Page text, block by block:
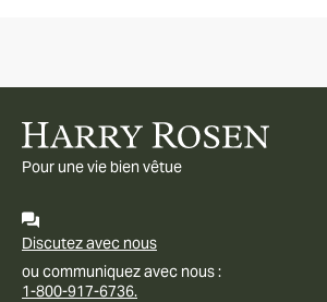
Pour une vie bien vêtue
Discutez avec nous
ou communiquez avec nous :
1-800-917-6736.